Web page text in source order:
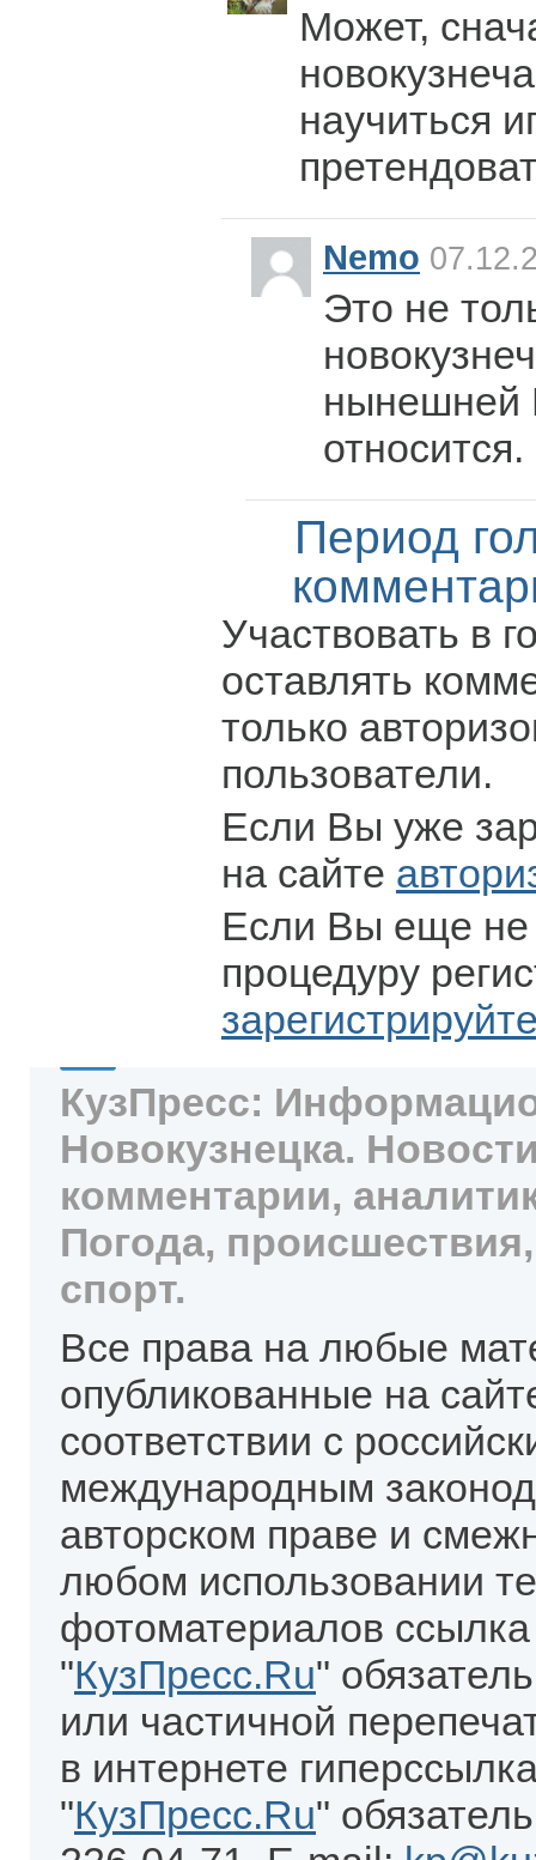
Может,
научиться
Nemo
Это не
нынешней
относится.
Период
Участвовать в
оставлять
только
пользователи.
Если Вы уже
на сайте
Если Вы еще не
процедуру
КузПресс:
Новокузнецка.
комментарии,
Погода,
спорт.
Все права на любые
опубликованные на
соответствии с
международным
авторском праве и
любом использовании
фотоматериалов
"КузПресс.Ru"
или частичной
в интернете
"КузПресс.Ru"